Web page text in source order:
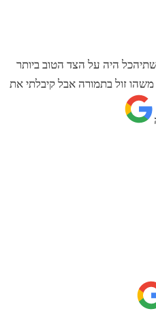
היה על הצד הטוב ביותר
זול בתמורה אבל קיבלתי את